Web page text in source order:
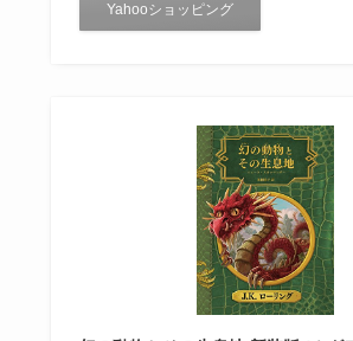
Yahooショッピング